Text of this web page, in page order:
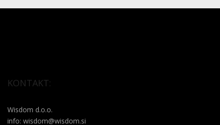
KONTAKT:
Wisdom d.o.o.
info: wisdom@wisdom.si